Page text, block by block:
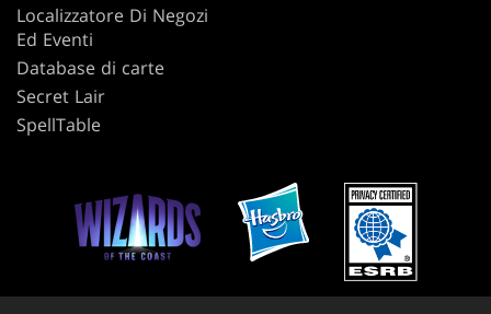
Localizzatore Di Negozi
Ed Eventi
Database di carte
Secret Lair
SpellTable